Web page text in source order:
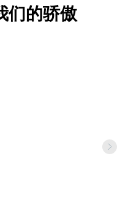
们的骄傲